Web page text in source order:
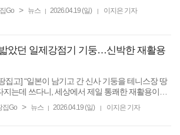
여의도와 가까운 영등포 신길동에서 이른바 국민
Go > 뉴스 | 2026.04.19 (일) | 이지은 기자
았던 일제강점기 기둥…신박한 재활용
집고] “일본이 남기고 간 신사 기둥을 테니스장 땅
지는데 쓰다니, 세상에서 제일 통쾌한 재활용이네
구 도심 한복판 입지인 만큼 접근성이 좋고, 공원
집Go > 뉴스 | 2026.04.19 (일) | 이지은 기자